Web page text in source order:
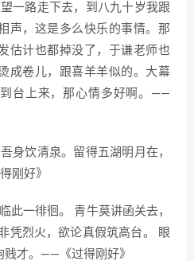
一路走下去，到八九十岁我跟
声，这是多么快乐的事情。那
估计也都掉没了，于谦老师也
成卷儿，跟喜羊羊似的。大幕
台上来，那心情多好啊。——
身饮清泉。留得五湖明月在，
刚好》
此一徘徊。 青牛莫讲函关去，
凭烈火，欲论真假筑高台。 眼
贱才。——《过得刚好》